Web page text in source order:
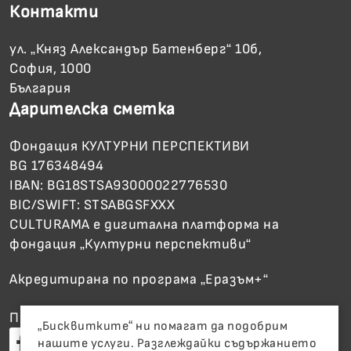
Контакти
ул. „Княз Александър Батенберг“ 10б,
София, 1000
България
Дарителска сметка
Фондация КУЛТУРНИ ПЕРСПЕКТИВИ
BG 176348494
IBAN: BG18STSA93000022776530
BIC/SWIFT: STSABGSFXXX
CULTURAMA е дигитална платформа на
фондация „Културни перспективи“
Акредитирана по програма „Еразъм+“
Последвайте ни
„Бисквитките“ ни помагат да подобрим
нашите услуги. Разглеждайки съдържанието